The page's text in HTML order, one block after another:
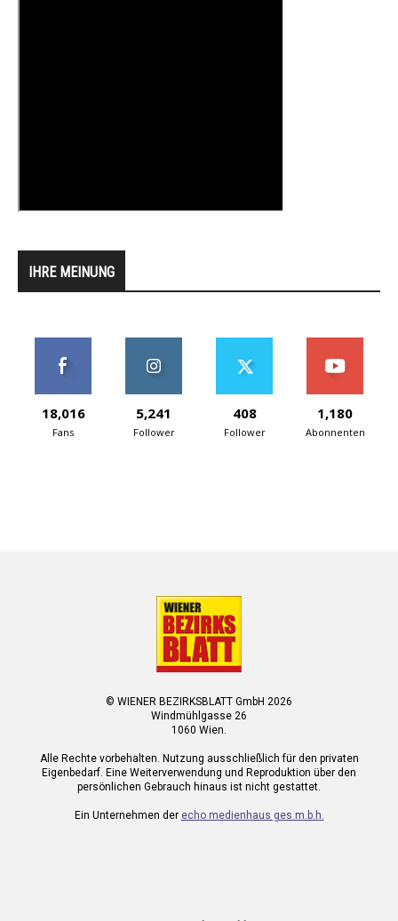
IHRE MEINUNG
18,016
Fans
5,241
Follower
408
Follower
1,180
Abonnenten
© WIENER BEZIRKSBLATT GmbH 2026
Windmühlgasse 26
1060 Wien.
Alle Rechte vorbehalten. Nutzung ausschließlich für den privaten
Eigenbedarf. Eine Weiterverwendung und Reproduktion über den
persönlichen Gebrauch hinaus ist nicht gestattet.
Ein Unternehmen der echo medienhaus ges.m.b.h.